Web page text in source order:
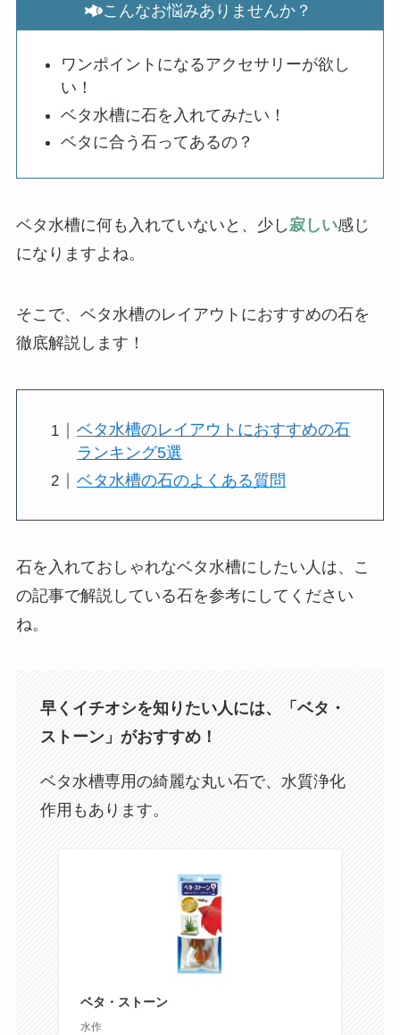
こんなお悩みありませんか？
ワンポイントになるアクセサリーが欲し
い！
ベタ水槽に石を入れてみたい！
ベタに合う石ってあるの？
ベタ水槽に何も入れていないと、少し寂しい感じ
になりますよね。
そこで、ベタ水槽のレイアウトにおすすめの石を
徹底解説します！
ベタ水槽のレイアウトにおすすめの石
ランキング5選
ベタ水槽の石のよくある質問
石を入れておしゃれなベタ水槽にしたい人は、こ
の記事で解説している石を参考にしてください
ね。
早くイチオシを知りたい人には、「ベタ・
ストーン」がおすすめ！
ベタ水槽専用の綺麗な丸い石で、水質浄化
作用もあります。
ベタ・ストーン
水作